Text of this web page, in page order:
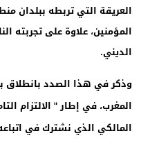
العريقة التي تربطه ببلدان
المؤمنين، علاوة على تجربته
الديني.
المغرب، في إطار " الالتزام
المالكي الذي نشترك في